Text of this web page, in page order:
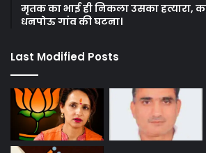
मृतक का भाई ही निकला उसका हत्यारा,
धनपोऊ गांव की घटना।
Last Modified Posts